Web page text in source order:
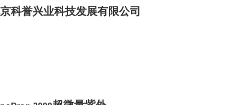
科誉兴业科技发展有限公司